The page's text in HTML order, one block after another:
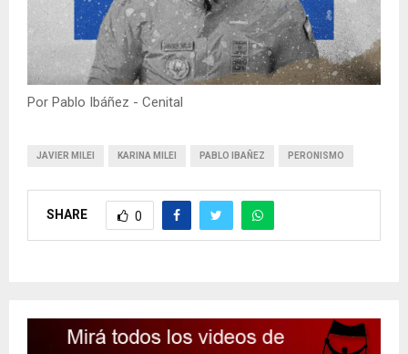
Por Pablo Ibáñez - Cenital
JAVIER MILEI KARINA MILEI PABLO IBAÑEZ PERONISMO
SHARE 0